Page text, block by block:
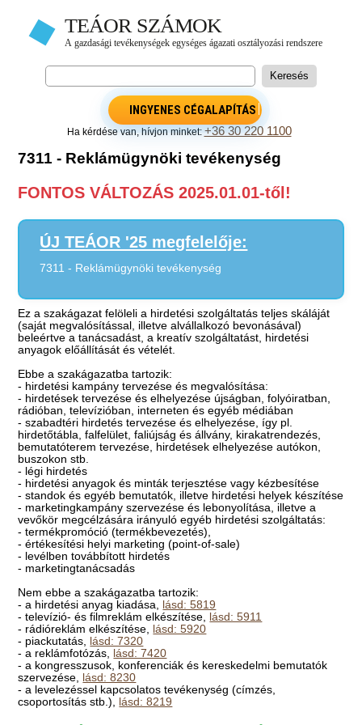
INGYENES CÉGALAPÍTÁS
Ha kérdése van, hívjon minket:+36 30 220 1100
7311 - Reklámügynöki tevékenység
FONTOS VÁLTOZÁS 2025.01.01-től!
ÚJ TEÁOR '25 megfelelője:
7311 - Reklámügynöki tevékenység
Ez a szakágazat felöleli a hirdetési szolgáltatás teljes skáláját
(saját megvalósítással, illetve alvállalkozó bevonásával)
beleértve a tanácsadást, a kreatív szolgáltatást, hirdetési
anyagok előállítását és vételét.
Ebbe a szakágazatba tartozik:
- hirdetési kampány tervezése és megvalósítása:
- hirdetések tervezése és elhelyezése újságban, folyóiratban,
rádióban, televízióban, interneten és egyéb médiában
- szabadtéri hirdetés tervezése és elhelyezése, így pl.
hirdetőtábla, falfelület, faliújság és állvány, kirakatrendezés,
bemutatóterem tervezése, hirdetések elhelyezése autókon,
buszokon stb.
- légi hirdetés
- hirdetési anyagok és minták terjesztése vagy kézbesítése
- standok és egyéb bemutatók, illetve hirdetési helyek készítése
- marketingkampány szervezése és lebonyolítása, illetve a
vevőkör megcélzására irányuló egyéb hirdetési szolgáltatás:
- termékpromóció (termékbevezetés),
- értékesítési helyi marketing (point-of-sale)
- levélben továbbított hirdetés
- marketingtanácsadás
Nem ebbe a szakágazatba tartozik:
- a hirdetési anyag kiadása, lásd: 5819
- televízió- és filmreklám elkészítése, lásd: 5911
- rádióreklám elkészítése, lásd: 5920
- piackutatás, lásd: 7320
- a reklámfotózás, lásd: 7420
- a kongresszusok, konferenciák és kereskedelmi bemutatók
szervezése, lásd: 8230
- a levelezéssel kapcsolatos tevékenység (címzés,
csoportosítás stb.), lásd: 8219